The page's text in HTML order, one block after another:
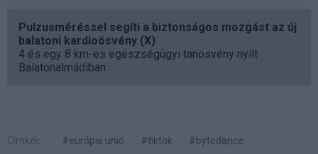
Pulzusméréssel segíti a biztonságos mozgást az új
balatoni kardioösvény (X)
4 és egy 8 km-es egészségügyi tanösvény nyílt
Balatonalmádiban.
Címkék: #európai unió #tiktok #bytedance